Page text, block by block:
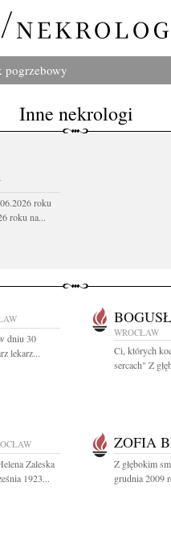
pogrzebowy
Inne nekrologi
roku
roku na...
dniu 30
lekarz...
WROCŁAW
Ci, których
sercach" Z
Zaleska
1923...
ZOFIA
Z głębokim
grudnia 2009